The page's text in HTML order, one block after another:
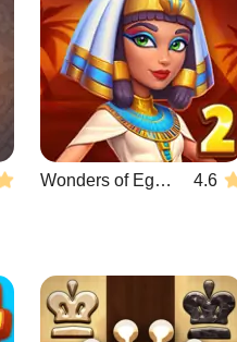
Wonders of Egypt Match 2 4.6